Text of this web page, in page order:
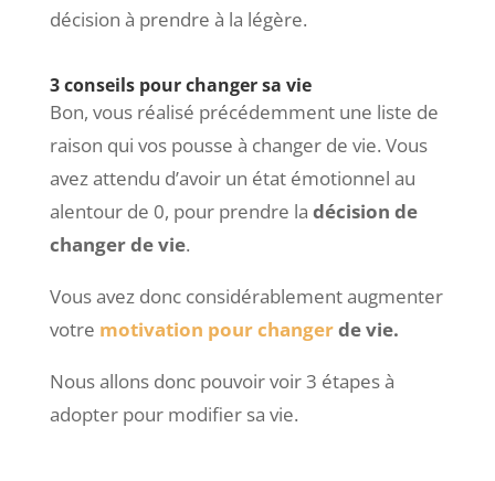
décision à prendre à la légère.
3 conseils pour changer sa vie
Bon, vous réalisé précédemment une liste de
raison qui vos pousse à changer de vie. Vous
avez attendu d’avoir un état émotionnel au
alentour de 0, pour prendre la décision de
changer de vie.
Vous avez donc considérablement augmenter
votre motivation pour changerde vie.
Nous allons donc pouvoir voir 3 étapes à
adopter pour modifier sa vie.